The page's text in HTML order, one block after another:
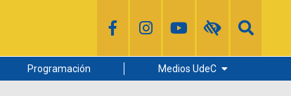
Programación Medios UdeC